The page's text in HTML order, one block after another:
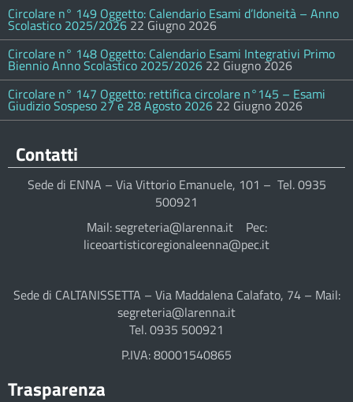
Circolare n° 149 Oggetto: Calendario Esami d’Idoneità – Anno
Scolastico 2025/2026 22 Giugno 2026
Circolare n° 148 Oggetto: Calendario Esami Integrativi Primo
Biennio Anno Scolastico 2025/2026 22 Giugno 2026
Circolare n° 147 Oggetto: rettifica circolare n°145 – Esami
Giudizio Sospeso 27 e 28 Agosto 2026 22 Giugno 2026
Contatti
Sede di ENNA – Via Vittorio Emanuele, 101 – Tel. 0935
500921
Mail: segreteria@larenna.it Pec:
liceoartisticoregionaleenna@pec.it
Sede di CALTANISSETTA – Via Maddalena Calafato, 74 – Mail:
segreteria@larenna.it
Tel. 0935 500921
P.IVA: 80001540865
Trasparenza